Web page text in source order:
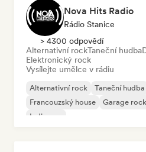
Nova Hits Radio
Rádio Stanice
> 4300 odpovědí
Alternativní rockTaneční hudba
Elektronický rock
Vysílejte umělce v rádiu
Alternativní rock Taneční hudba
Francouzský house
Garage rock
Indie pop